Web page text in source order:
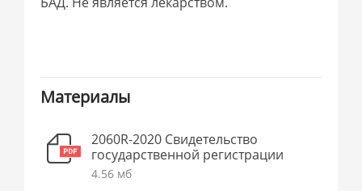
Материалы
2060R-2020 Свидетельство
государственной регистрации
4.56 мб